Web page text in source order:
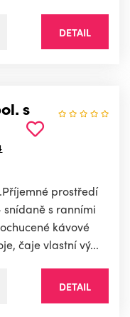
DETAIL
s
prostředí
s ranními
kávové
čaje vlastní vý...
DETAIL